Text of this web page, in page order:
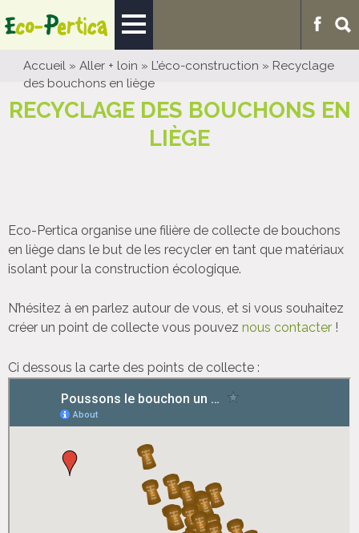
Accueil » Aller + loin » L’éco-construction » Recyclage
des bouchons en liège
RECYCLAGE DES BOUCHONS EN
LIÈGE
Eco-Pertica organise une filière de collecte de bouchons
en liège dans le but de les recycler en tant que matériaux
isolant pour la construction écologique.
N’hésitez à en parlez autour de vous, et si vous souhaitez
créer un point de collecte vous pouvez nous contacter !
Ci dessous la carte des points de collecte :